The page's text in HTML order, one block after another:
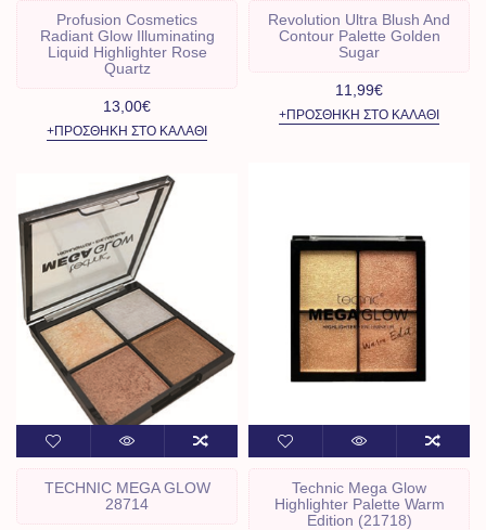
Profusion Cosmetics
Radiant Glow Illuminating
Liquid Highlighter Rose
Quartz
13,00€
+ΠΡΟΣΘΉΚΗ ΣΤΟ ΚΑΛΆΘΙ
Revolution Ultra Blush And
Contour Palette Golden
Sugar
11,99€
+ΠΡΟΣΘΉΚΗ ΣΤΟ ΚΑΛΆΘΙ
TECHNIC MEGA GLOW
28714
Technic Mega Glow
Highlighter Palette Warm
Edition (21718)